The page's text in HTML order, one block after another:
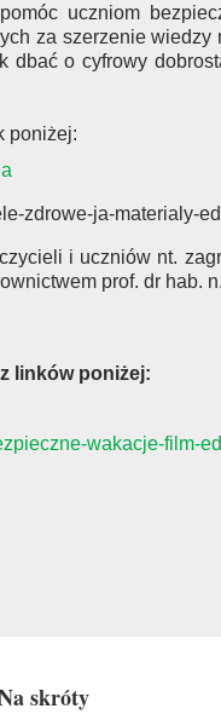
uczniom
za szerzenie
dbać o cyfrowy
poniżej:
zdrowe-ja-materialy-
i uczniów nt.
prof. dr hab.
linków poniżej:
wakacje-film-
skróty